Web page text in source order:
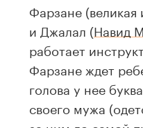
Фарзане (великая
и Джалал (Навид
работает
Фарзане ждет
голова у нее
своего мужа